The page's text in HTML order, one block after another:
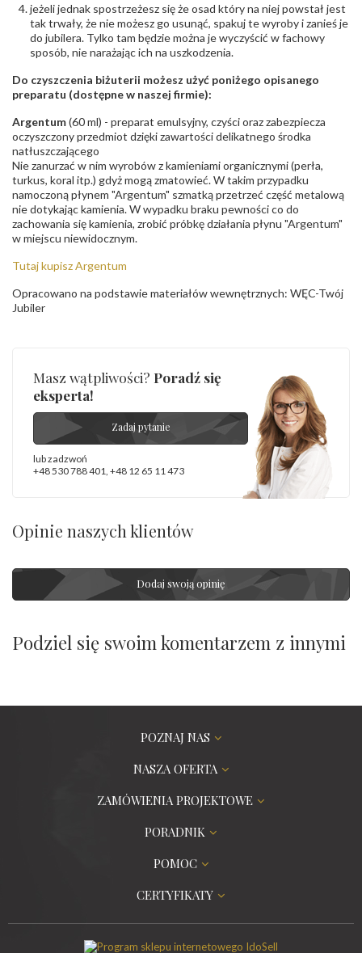
jeżeli jednak spostrzeżesz się że osad który na niej powstał jest
tak trwały, że nie możesz go usunąć, spakuj te wyroby i zanieś je
do jubilera. Tylko tam będzie można je wyczyścić w fachowy
sposób, nie narażając ich na uszkodzenia.
Do czyszczenia biżuterii możesz użyć poniżego opisanego
preparatu (dostępne w naszej firmie):
Argentum(60 ml) - preparat emulsyjny, czyści oraz zabezpiecza
oczyszczony przedmiot dzięki zawartości delikatnego środka
natłuszczającego
Nie zanurzać w nim wyrobów z kamieniami organicznymi (perła,
turkus, koral itp.) gdyż mogą zmatowieć. W takim przypadku
namoczoną płynem "Argentum" szmatką przetrzeć część metalową
nie dotykając kamienia. W wypadku braku pewności co do
zachowania się kamienia, zrobić próbkę działania płynu "Argentum"
w miejscu niewidocznym.
Tutaj kupisz Argentum
Opracowano na podstawie materiałów wewnętrznych: WĘC-Twój
Jubiler
Masz wątpliwości? Poradź się
eksperta!
Zadaj pytanie
lub zadzwoń
+48 530 788 401 +48 12 65 11 473
Opinie naszych klientów
Dodaj swoją opinię
Podziel się swoim komentarzem z innymi
POZNAJ NAS
NASZA OFERTA
ZAMÓWIENIA PROJEKTOWE
PORADNIK
POMOC
CERTYFIKATY